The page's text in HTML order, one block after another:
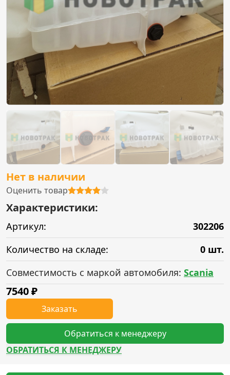
Нет в наличии
Оценить товар
Характеристики:
Артикул:
302206
Количество на складе:
0 шт.
Совместимость с маркой автомобиля: Scania
7540₽
Заказать
Обратиться к менеджеру
ОБРАТИТЬСЯ К МЕНЕДЖЕРУ